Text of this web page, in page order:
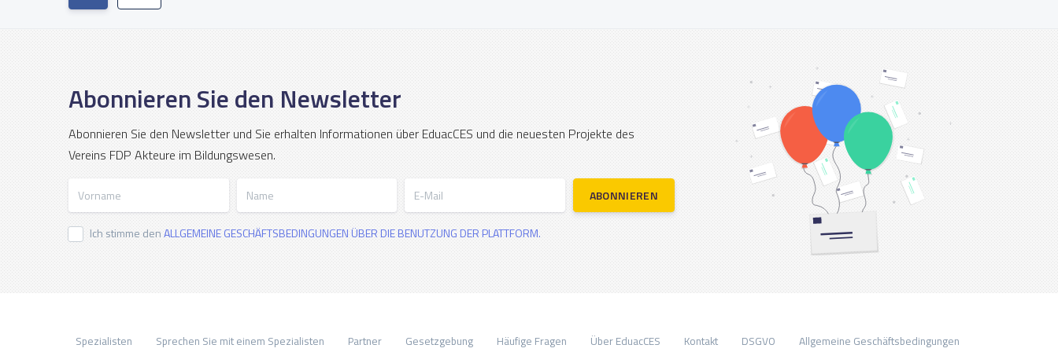
Abonnieren Sie den Newsletter
Abonnieren Sie den Newsletter und Sie erhalten Informationen über EduacCES und die neuesten Projekte des
Vereins FDP Akteure im Bildungswesen.
ABONNIEREN
Ich stimme denALLGEMEINE GESCHÄFTSBEDINGUNGEN ÜBER DIE BENUTZUNG DER PLATTFORM.
Spezialisten Sprechen Sie mit einem Spezialisten Partner Gesetzgebung Häufige Fragen Über EduacCES Kontakt DSGVO Allgemeine Geschäftsbedingungen